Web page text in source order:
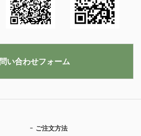
ご注文方法
い合わせフォーム